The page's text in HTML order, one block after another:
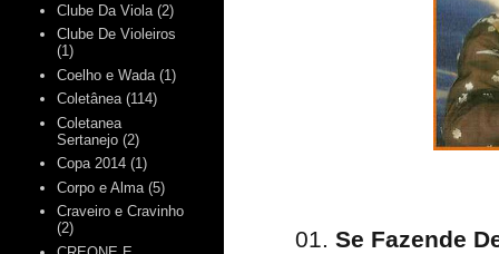
01. Se Fazende
Clube Da Viola (2)
Clube De Violeiros
(1)
Coelho e Wada (1)
Coletânea (114)
Coletanea
Sertanejo (2)
Copa 2014 (1)
Corpo e Alma (5)
Craveiro e Cravinho
(2)